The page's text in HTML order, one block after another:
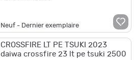
Neuf - Dernier exemplaire
CROSSFIRE LT PE TSUKI 2023
daiwa crossfire 23 lt pe tsuki 2500